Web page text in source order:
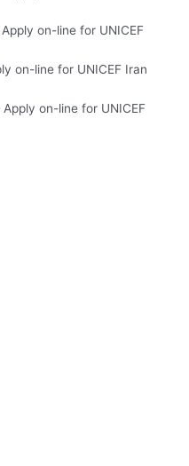
on-line for UNICEF
on-line for UNICEF Iran
Apply on-line for UNICEF